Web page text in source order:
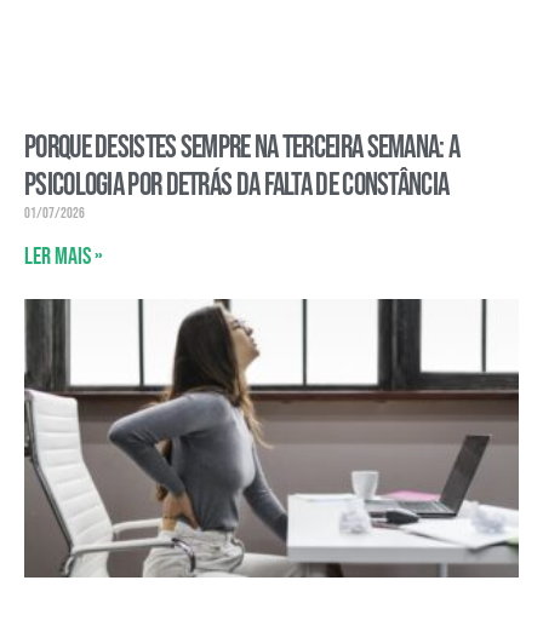
Porque desistes sempre na terceira semana: a
psicologia por detrás da falta de constância
01/07/2026
Ler mais »